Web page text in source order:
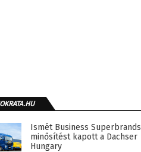
Ismét Business Superbrands
minősítést kapott a Dachser
Hungary